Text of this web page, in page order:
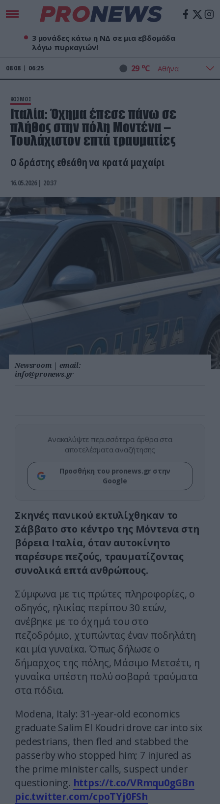
3 μονάδες κάτω η ΝΔ σε μια εβδομάδα
λόγω πυρκαγιών!
08 08 06:25 29 oC
ΚΟΣΜΟΣ
Ιταλία: Όχημα έπεσε πάνω σε
πλήθος στην πόλη Μοντένα –
Τουλάχιστον επτά τραυματίες
Ο δράστης εθεάθη να κρατά μαχαίρι
16.05.2026 | 20:37
Newsroom | email:
info@pronews.gr
Ανακαλύψτε περισσότερα άρθρα στα
αποτελέσματα αναζήτησης
Προσθήκη του pronews.gr στην
Google
Σκηνές πανικού εκτυλίχθηκαν το
Σάββατο στο κέντρο της Μόντενα στη
βόρεια Ιταλία, όταν αυτοκίνητο
παρέσυρε πεζούς, τραυματίζοντας
συνολικά επτά ανθρώπους.
Σύμφωνα με τις πρώτες πληροφορίες, ο
οδηγός, ηλικίας περίπου 30 ετών,
ανέβηκε με το όχημά του στο
πεζοδρόμιο, χτυπώντας έναν ποδηλάτη
και μία γυναίκα. Όπως δήλωσε ο
δήμαρχος της πόλης, Μάσιμο Μετσέτι, η
γυναίκα υπέστη πολύ σοβαρά τραύματα
στα πόδια.
Modena, Italy: 31-year-old economics
graduate Salim El Koudri drove car into six
pedestrians, then fled and stabbed the
passerby who stopped him; 7 injured as
the prime minister calls, suspect under
questioning. https://t.co/VRmqu0gGBn
pic.twitter.com/cpoTYj0FSh